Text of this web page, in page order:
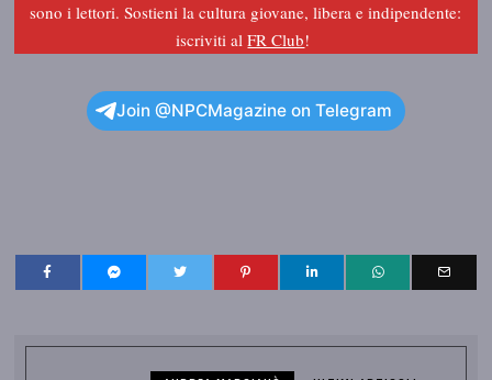
sono i lettori. Sostieni la cultura giovane, libera e indipendente:
iscriviti alFR Club!
Join @NPCMagazine on Telegram